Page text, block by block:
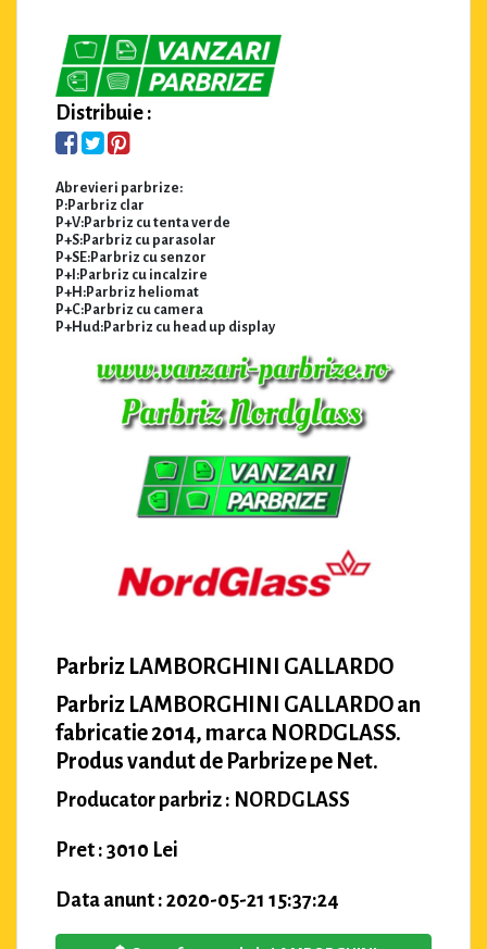
Distribuie :
Abrevieri parbrize:
P:Parbriz clar
P+V:Parbriz cu tenta verde
P+S:Parbriz cu parasolar
P+SE:Parbriz cu senzor
P+I:Parbriz cu incalzire
P+H:Parbriz heliomat
P+C:Parbriz cu camera
P+Hud:Parbriz cu head up display
Parbriz LAMBORGHINI GALLARDO
Parbriz LAMBORGHINI GALLARDO an
fabricatie 2014, marca NORDGLASS.
Produs vandut de Parbrize pe Net.
Producator parbriz : NORDGLASS
Pret : 3010 Lei
Data anunt : 2020-05-21 15:37:24